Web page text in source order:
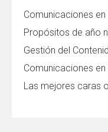
Comunicaciones en
Propósitos de año
Gestión del
Comunicaciones en
Las mejores caras